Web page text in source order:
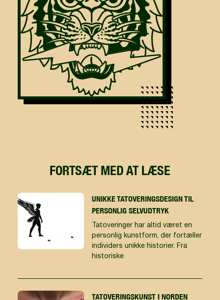
FORTSÆT MED AT LÆSE
UNIKKE TATOVERINGSDESIGN TIL
PERSONLIG SELVUDTRYK
Tatoveringer har altid været en
personlig kunstform, der fortæller
individers unikke historier. Fra
historiske
TATOVERINGSKUNST I NORDEN